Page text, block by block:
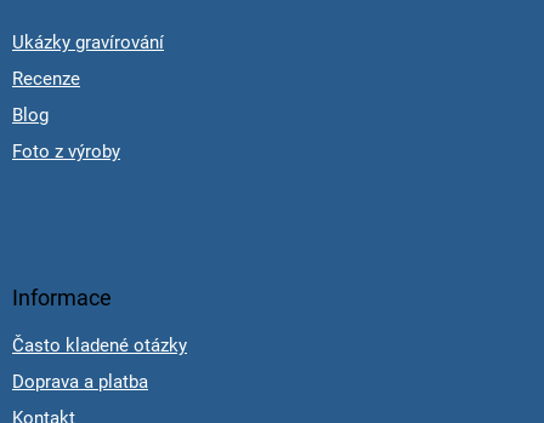
Ukázky gravírování
Recenze
Blog
Foto z výroby
Informace
Často kladené otázky
Doprava a platba
Kontakt